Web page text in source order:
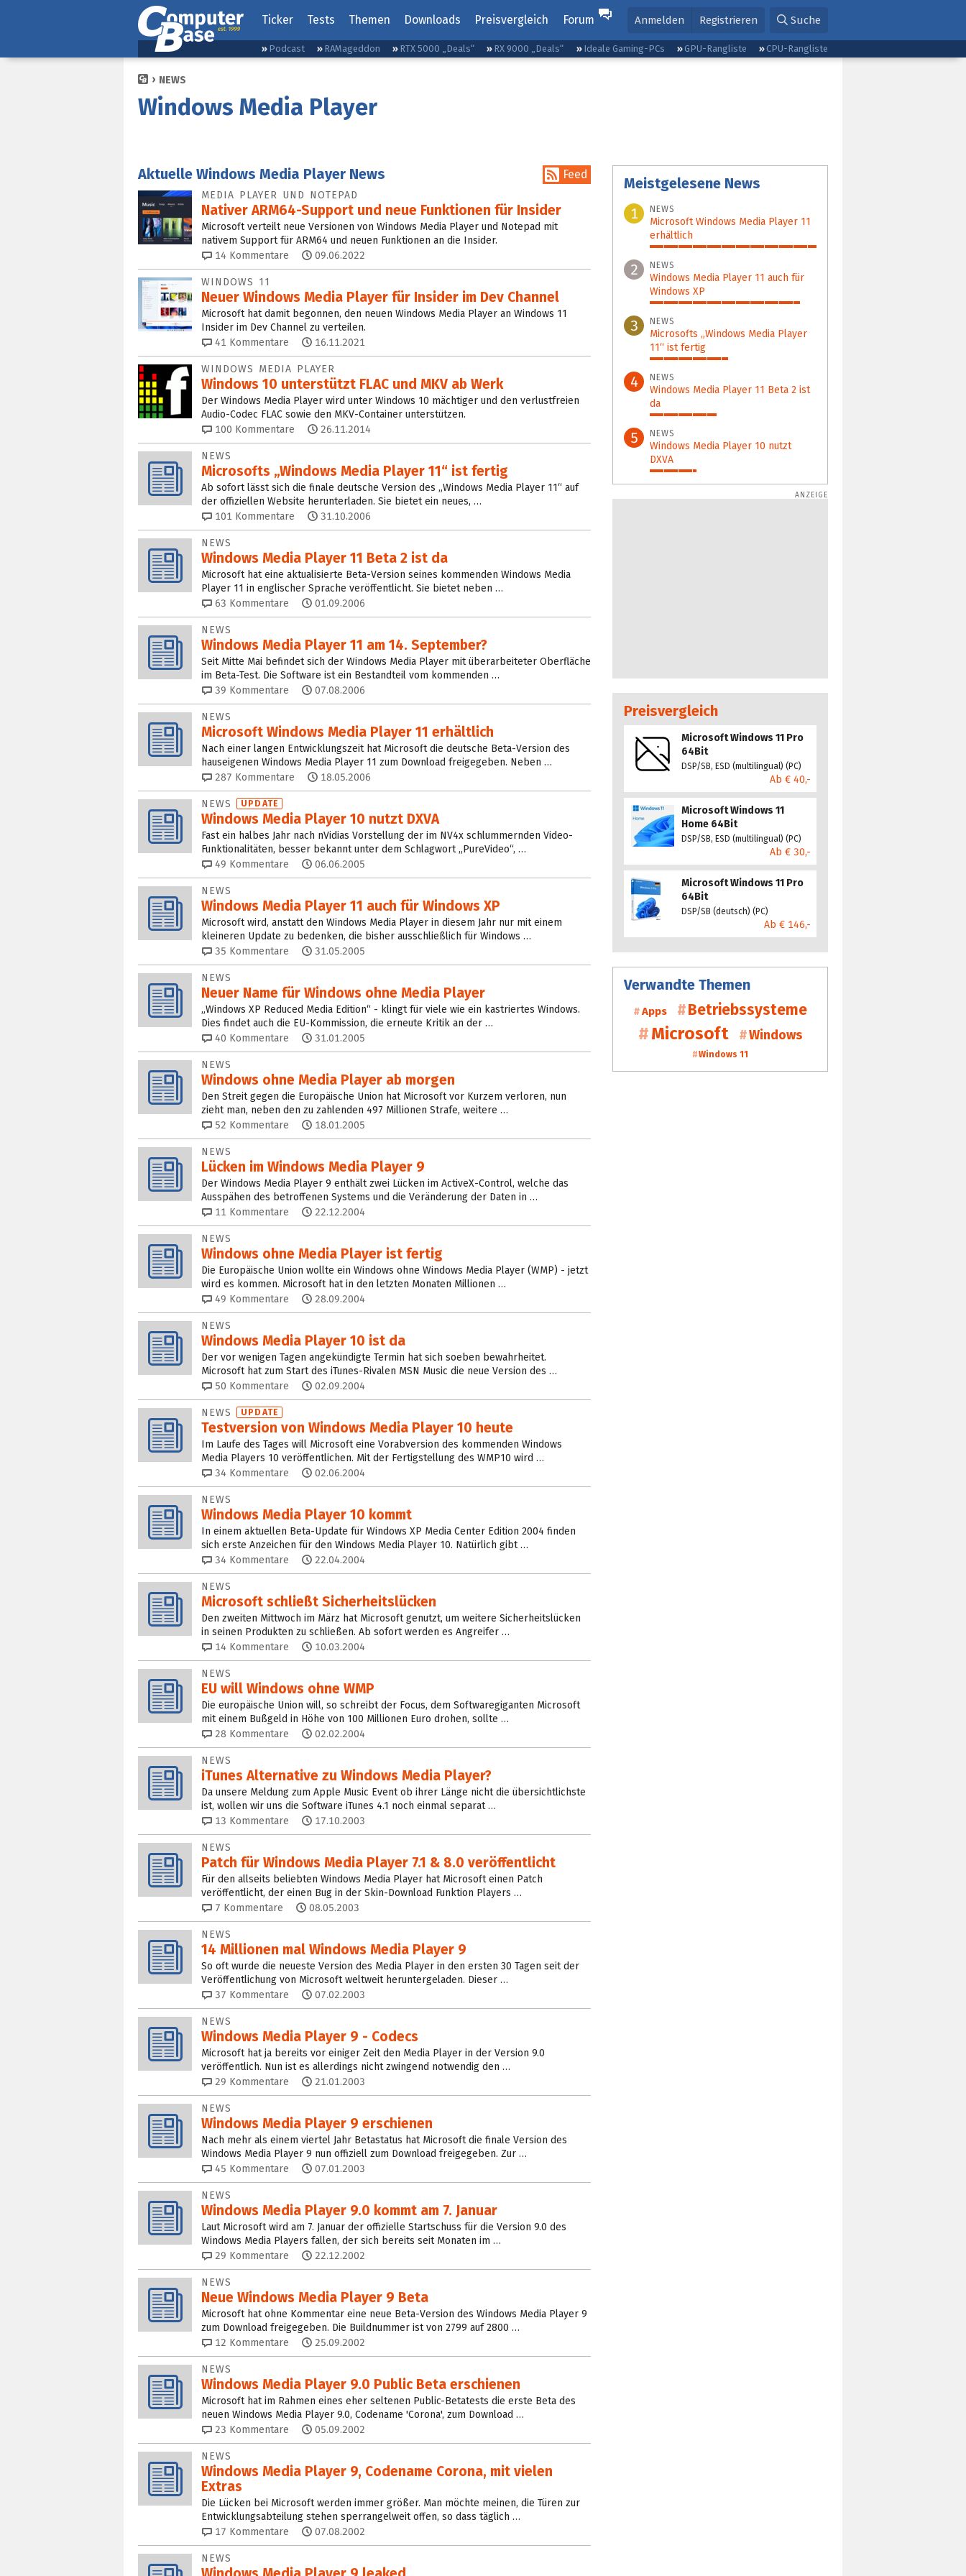
Ticker Tests Themen Downloads Preisvergleich Forum Anmelden Registrieren Suche
Podcast RAMageddon RTX 5000 „Deals“ RX 9000 „Deals“ Ideale Gaming-PCs GPU-Rangliste CPU-Rangliste
NEWS
Windows Media Player
Aktuelle Windows Media Player News Feed
MEDIA PLAYER UND NOTEPAD
Nativer ARM64-Support und neue Funktionen für Insider
Microsoft verteilt neue Versionen von Windows Media Player und Notepad mit
nativem Support für ARM64 und neuen Funktionen an die Insider.
14 Kommentare 09.06.2022
WINDOWS 11
Neuer Windows Media Player für Insider im Dev Channel
Microsoft hat damit begonnen, den neuen Windows Media Player an Windows 11
Insider im Dev Channel zu verteilen.
41 Kommentare 16.11.2021
WINDOWS MEDIA PLAYER
Windows 10 unterstützt FLAC und MKV ab Werk
Der Windows Media Player wird unter Windows 10 mächtiger und den verlustfreien
Audio-Codec FLAC sowie den MKV-Container unterstützen.
100 Kommentare 26.11.2014
NEWS
Microsofts „Windows Media Player 11“ ist fertig
Ab sofort lässt sich die finale deutsche Version des „Windows Media Player 11“ auf
der offiziellen Website herunterladen. Sie bietet ein neues, …
101 Kommentare 31.10.2006
NEWS
Windows Media Player 11 Beta 2 ist da
Microsoft hat eine aktualisierte Beta-Version seines kommenden Windows Media
Player 11 in englischer Sprache veröffentlicht. Sie bietet neben …
63 Kommentare 01.09.2006
NEWS
Windows Media Player 11 am 14. September?
Seit Mitte Mai befindet sich der Windows Media Player mit überarbeiteter Oberfläche
im Beta-Test. Die Software ist ein Bestandteil vom kommenden …
39 Kommentare 07.08.2006
NEWS
Microsoft Windows Media Player 11 erhältlich
Nach einer langen Entwicklungszeit hat Microsoft die deutsche Beta-Version des
hauseigenen Windows Media Player 11 zum Download freigegeben. Neben …
287 Kommentare 18.05.2006
NEWS UPDATE
Windows Media Player 10 nutzt DXVA
Fast ein halbes Jahr nach nVidias Vorstellung der im NV4x schlummernden Video-
Funktionalitäten, besser bekannt unter dem Schlagwort „PureVideo“, …
49 Kommentare 06.06.2005
NEWS
Windows Media Player 11 auch für Windows XP
Microsoft wird, anstatt den Windows Media Player in diesem Jahr nur mit einem
kleineren Update zu bedenken, die bisher ausschließlich für Windows …
35 Kommentare 31.05.2005
NEWS
Neuer Name für Windows ohne Media Player
„Windows XP Reduced Media Edition“ - klingt für viele wie ein kastriertes Windows.
Dies findet auch die EU-Kommission, die erneute Kritik an der …
40 Kommentare 31.01.2005
NEWS
Windows ohne Media Player ab morgen
Den Streit gegen die Europäische Union hat Microsoft vor Kurzem verloren, nun
zieht man, neben den zu zahlenden 497 Millionen Strafe, weitere …
52 Kommentare 18.01.2005
NEWS
Lücken im Windows Media Player 9
Der Windows Media Player 9 enthält zwei Lücken im ActiveX-Control, welche das
Ausspähen des betroffenen Systems und die Veränderung der Daten in …
11 Kommentare 22.12.2004
NEWS
Windows ohne Media Player ist fertig
Die Europäische Union wollte ein Windows ohne Windows Media Player (WMP) - jetzt
wird es kommen. Microsoft hat in den letzten Monaten Millionen …
49 Kommentare 28.09.2004
NEWS
Windows Media Player 10 ist da
Der vor wenigen Tagen angekündigte Termin hat sich soeben bewahrheitet.
Microsoft hat zum Start des iTunes-Rivalen MSN Music die neue Version des …
50 Kommentare 02.09.2004
NEWS UPDATE
Testversion von Windows Media Player 10 heute
Im Laufe des Tages will Microsoft eine Vorabversion des kommenden Windows
Media Players 10 veröffentlichen. Mit der Fertigstellung des WMP10 wird …
34 Kommentare 02.06.2004
NEWS
Windows Media Player 10 kommt
In einem aktuellen Beta-Update für Windows XP Media Center Edition 2004 finden
sich erste Anzeichen für den Windows Media Player 10. Natürlich gibt …
34 Kommentare 22.04.2004
NEWS
Microsoft schließt Sicherheitslücken
Den zweiten Mittwoch im März hat Microsoft genutzt, um weitere Sicherheitslücken
in seinen Produkten zu schließen. Ab sofort werden es Angreifer …
14 Kommentare 10.03.2004
NEWS
EU will Windows ohne WMP
Die europäische Union will, so schreibt der Focus, dem Softwaregiganten Microsoft
mit einem Bußgeld in Höhe von 100 Millionen Euro drohen, sollte …
28 Kommentare 02.02.2004
NEWS
iTunes Alternative zu Windows Media Player?
Da unsere Meldung zum Apple Music Event ob ihrer Länge nicht die übersichtlichste
ist, wollen wir uns die Software iTunes 4.1 noch einmal separat …
13 Kommentare 17.10.2003
NEWS
Patch für Windows Media Player 7.1 & 8.0 veröffentlicht
Für den allseits beliebten Windows Media Player hat Microsoft einen Patch
veröffentlicht, der einen Bug in der Skin-Download Funktion Players …
7 Kommentare 08.05.2003
NEWS
14 Millionen mal Windows Media Player 9
So oft wurde die neueste Version des Media Player in den ersten 30 Tagen seit der
Veröffentlichung von Microsoft weltweit heruntergeladen. Dieser …
37 Kommentare 07.02.2003
NEWS
Windows Media Player 9 - Codecs
Microsoft hat ja bereits vor einiger Zeit den Media Player in der Version 9.0
veröffentlich. Nun ist es allerdings nicht zwingend notwendig den …
29 Kommentare 21.01.2003
NEWS
Windows Media Player 9 erschienen
Nach mehr als einem viertel Jahr Betastatus hat Microsoft die finale Version des
Windows Media Player 9 nun offiziell zum Download freigegeben. Zur …
45 Kommentare 07.01.2003
NEWS
Windows Media Player 9.0 kommt am 7. Januar
Laut Microsoft wird am 7. Januar der offizielle Startschuss für die Version 9.0 des
Windows Media Players fallen, der sich bereits seit Monaten im …
29 Kommentare 22.12.2002
NEWS
Neue Windows Media Player 9 Beta
Microsoft hat ohne Kommentar eine neue Beta-Version des Windows Media Player 9
zum Download freigegeben. Die Buildnummer ist von 2799 auf 2800 …
12 Kommentare 25.09.2002
NEWS
Windows Media Player 9.0 Public Beta erschienen
Microsoft hat im Rahmen eines eher seltenen Public-Betatests die erste Beta des
neuen Windows Media Player 9.0, Codename 'Corona', zum Download …
23 Kommentare 05.09.2002
NEWS
Windows Media Player 9, Codename Corona, mit vielen
Extras
Die Lücken bei Microsoft werden immer größer. Man möchte meinen, die Türen zur
Entwicklungsabteilung stehen sperrangelweit offen, so dass täglich …
17 Kommentare 07.08.2002
NEWS
Meistgelesene News
1
NEWS
Microsoft Windows Media Player 11
erhältlich
100%
2 NEWS
Windows Media Player 11 auch für
Windows XP
90%
3 NEWS
Microsofts „Windows Media Player
11“ ist fertig
47%
4 NEWS
Windows Media Player 11 Beta 2 ist
da
40%
5 NEWS
Windows Media Player 10 nutzt
DXVA
28%
Preisvergleich
Microsoft Windows 11 Pro
64Bit
DSP/SB, ESD (multilingual) (PC)
Ab € 40,-
Microsoft Windows 11
Home 64Bit
DSP/SB, ESD (multilingual) (PC)
Ab € 30,-
Microsoft Windows 11 Pro
64Bit
DSP/SB (deutsch) (PC)
Ab € 146,-
Verwandte Themen
Apps Betriebssysteme
Microsoft Windows
Windows 11